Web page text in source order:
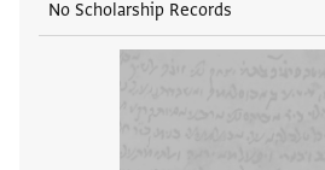
No Scholarship Records